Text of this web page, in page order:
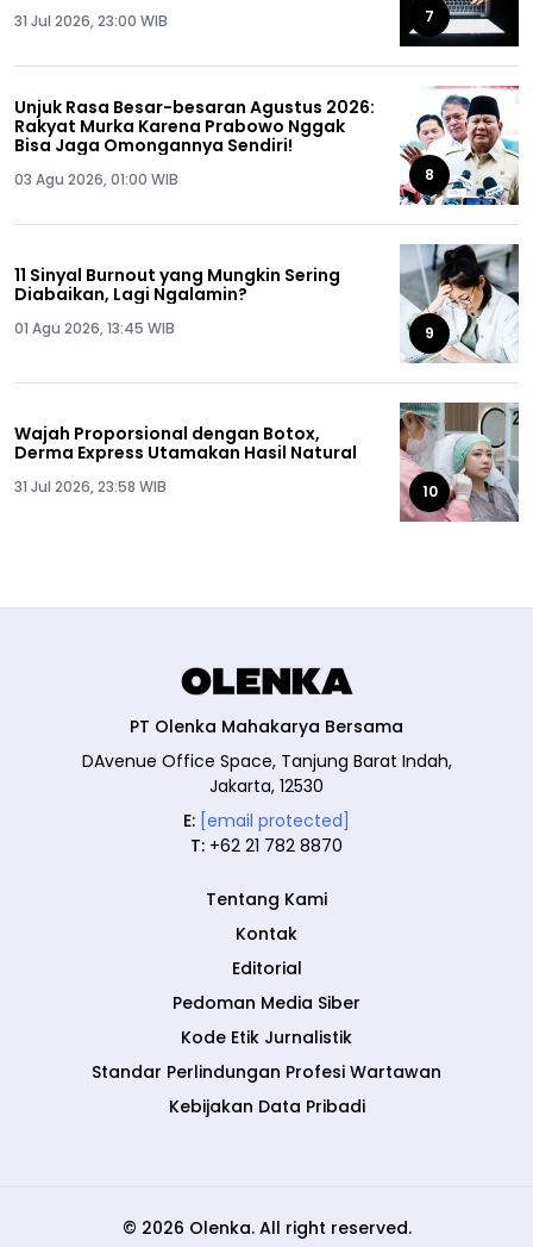
31 Jul 2026, 23:00 WIB 7
Unjuk Rasa Besar-besaran Agustus 2026:
Rakyat Murka Karena Prabowo Nggak
Bisa Jaga Omongannya Sendiri!
03 Agu 2026, 01:00 WIB 8
11 Sinyal Burnout yang Mungkin Sering
Diabaikan, Lagi Ngalamin?
01 Agu 2026, 13:45 WIB 9
Wajah Proporsional dengan Botox,
Derma Express Utamakan Hasil Natural
31 Jul 2026, 23:58 WIB 10
PT Olenka Mahakarya Bersama
DAvenue Office Space, Tanjung Barat Indah,
Jakarta, 12530
E: [email protected]
T: +62 21 782 8870
Tentang Kami
Kontak
Editorial
Pedoman Media Siber
Kode Etik Jurnalistik
Standar Perlindungan Profesi Wartawan
Kebijakan Data Pribadi
© 2026 Olenka. All right reserved.